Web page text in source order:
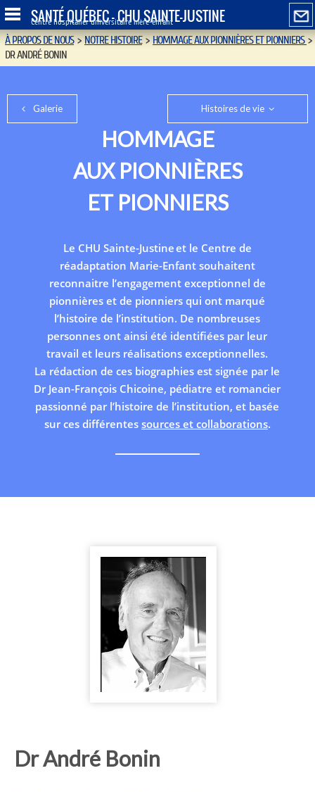
SANTÉ QUÉBEC - CHU SAINTE-JUSTINE
Centre hospitalier universitaire mère-enfant
À PROPOS DE NOUS>NOTRE HISTOIRE>HOMMAGE AUX PIONNIÈRES ET PIONNIERS>
DR ANDRÉ BONIN
Galerie Histoires de vie
HOMMAGE
AUX PIONNIÈRES
ET PIONNIERS
Le CHU Sainte-Justine et le Centre de
réadaptation Marie-Enfant souhaitent
reconnaitre l’engagement exceptionnel de
pionnières et de pionniers qui ont marqué
l’histoire de l’institution. De nombreuses
personnes ont ainsi été identifiées par leur
travail et leurs réalisations exceptionnelles.
La rédaction de ces biographies est signée par le
Dr Jean-François Chicoine, pédiatre et romancier
passionné par l’histoire de l’institution, et basée
sur ces différentes sources et collaborations.
Dr André Bonin